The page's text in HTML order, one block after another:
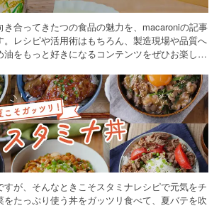
合ってきたつの食品の魅力を、macaroniの記事
。レシピや活用術はもちろん、製造現場や品質へ
をもっと好きになるコンテンツをぜひお楽しみ
すが、そんなときこそスタミナレシピで元気をチ
をたっぷり使う丼をガッツリ食べて、夏バテを吹